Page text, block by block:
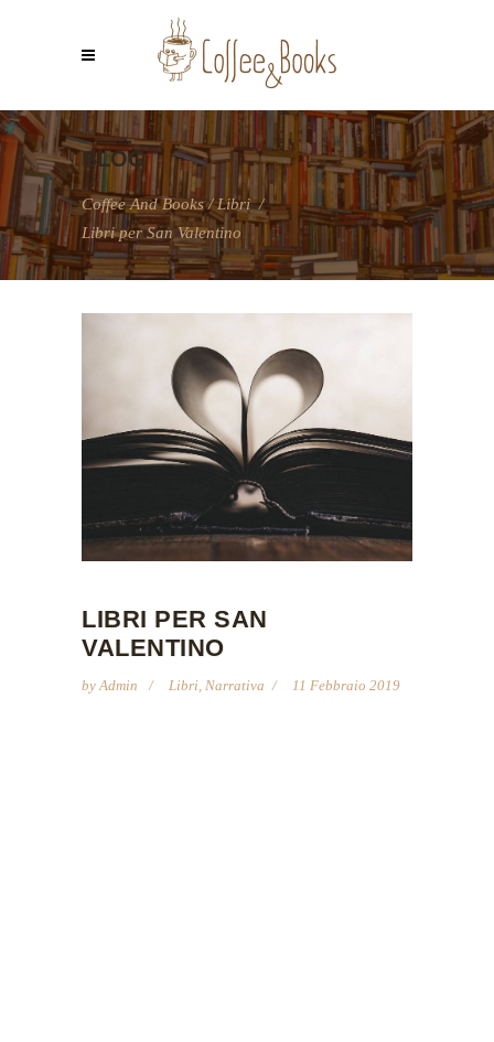
BLOG
Coffee And Books/Libri /
Libri per San Valentino
LIBRI PER SAN
VALENTINO
by Admin Libri Narrativa 11 Febbraio 2019